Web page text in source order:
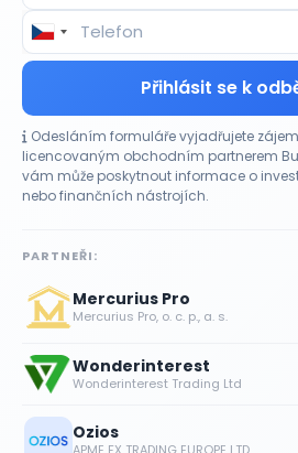
Přihlásit se k
Odesláním formuláře vyjadřujete
licencovaným obchodním partnerem
vám může poskytnout informace o
nebo finančních nástrojích.
PARTNEŘI:
Mercurius Pro
Mercurius Pro, o. c. p., a. s.
Wonderinterest
Wonderinterest Trading Ltd
Ozios
CO HÝBE TRHEM
Výsledky společností jsou
trh zatím neoceňuje?
sezona amerických společností
čísla, než očekávali analytici. Reakce
Objednávky
28 %, akcie rostou